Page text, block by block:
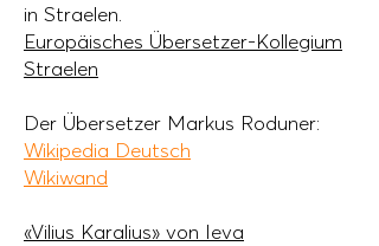
in Straelen.
Europäisches Übersetzer-Kollegium
Straelen
Der Übersetzer Markus Roduner:
Wikipedia Deutsch
Wikiwand
«Vilius Karalius» von Ieva